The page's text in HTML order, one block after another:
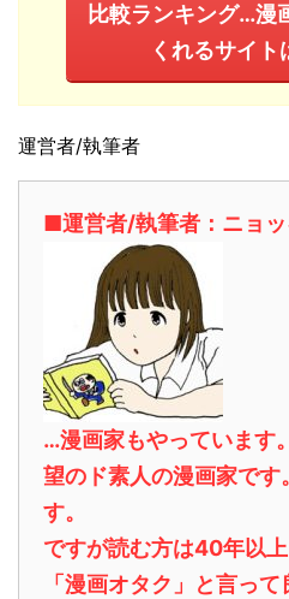
比較ランキング…漫
くれるサイト
運営者/執筆者
■運営者/執筆者：ニョ
…漫画家もやっています
望のド素人の漫画家です
す。
ですが読む方は40年以
「漫画オタク」と言って